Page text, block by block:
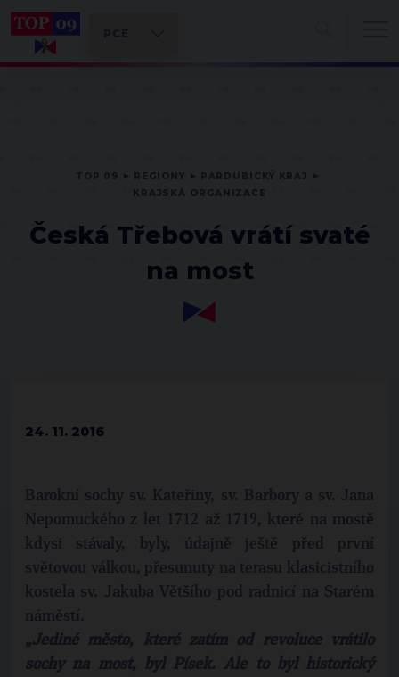
Česká Třebová vrátí svaté
na most
24. 11. 2016
Barokní sochy sv. Kateřiny, sv. Barbory a sv. Jana
Nepomuckého z let 1712 až 1719, které na mostě
kdysi stávaly, byly, údajně ještě před první
světovou válkou, přesunuty na terasu klasicistního
kostela sv. Jakuba Většího pod radnicí na Starém
náměstí.
„Jediné město, které zatím od revoluce vrátilo
sochy na most, byl Písek. Ale to byl historický